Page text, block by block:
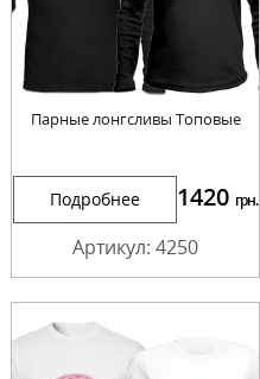
Парные лонгсливы Топовые
Подробнее 1420 грн.
Артикул: 4250